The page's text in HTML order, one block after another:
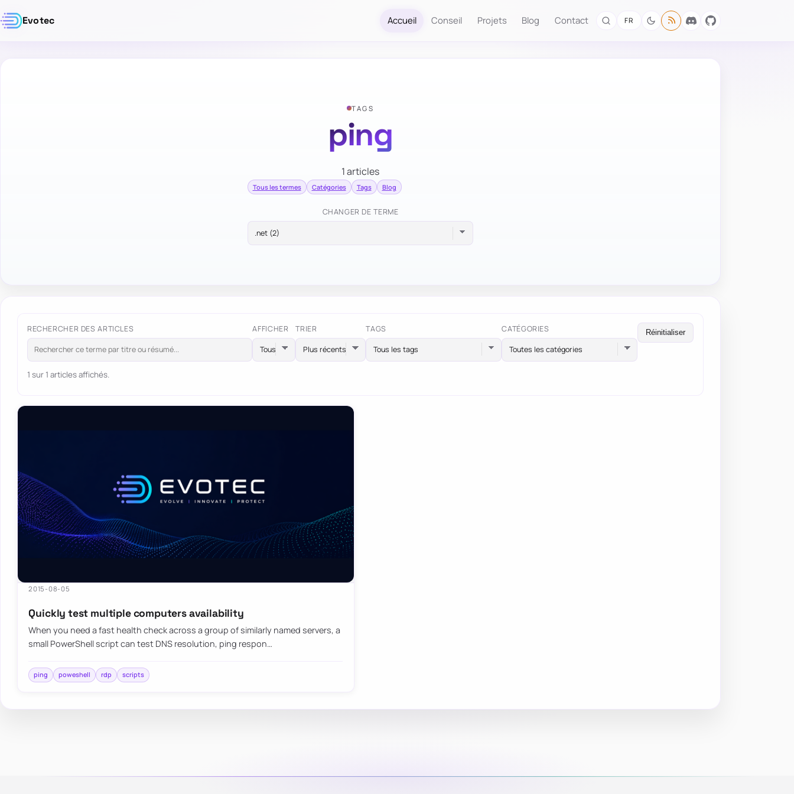
Evotec Accueil Conseil Projets Blog Contact FR
TAGS
ping
1 articles
Tous les termes Catégories Tags Blog
CHANGER DE TERME
RECHERCHER DES ARTICLES AFFICHER TRIER TAGS
Tous les tags
CATÉGORIES
Toutes les catégories
Réinitialiser
1 sur 1 articles affichés.
2015-08-05
Quickly test multiple computers availability
When you need a fast health check across a group of similarly named servers, a
small PowerShell script can test DNS resolution, ping respon…
ping poweshell rdp scripts